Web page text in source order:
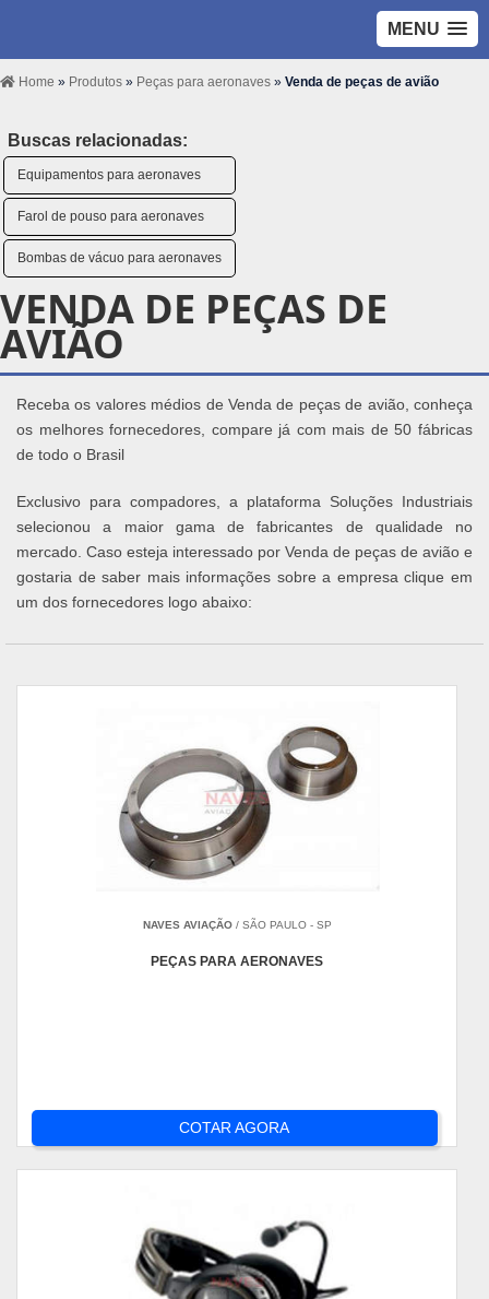
MENU
Home » Produtos » Peças para aeronaves » Venda de peças de avião
Buscas relacionadas:
Equipamentos para aeronaves
Farol de pouso para aeronaves
Bombas de vácuo para aeronaves
VENDA DE PEÇAS DE
AVIÃO
Receba os valores médios de Venda de peças de avião, conheça
os melhores fornecedores, compare já com mais de 50 fábricas
de todo o Brasil
Exclusivo para compadores, a plataforma Soluções Industriais
selecionou a maior gama de fabricantes de qualidade no
mercado. Caso esteja interessado por Venda de peças de avião e
gostaria de saber mais informações sobre a empresa clique em
um dos fornecedores logo abaixo:
NAVES AVIAÇÃO/ SÃO PAULO - SP
PEÇAS PARA AERONAVES
COTAR AGORA